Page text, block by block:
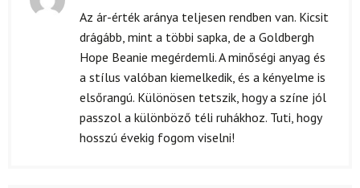
Értékelés:
Az ár-érték aránya teljesen rendben van. Kicsit
drágább, mint a többi sapka, de a Goldbergh
Hope Beanie megérdemli. A minőségi anyag és
a stílus valóban kiemelkedik, és a kényelme is
elsőrangú. Különösen tetszik, hogy a színe jól
passzol a különböző téli ruhákhoz. Tuti, hogy
hosszú évekig fogom viselni!